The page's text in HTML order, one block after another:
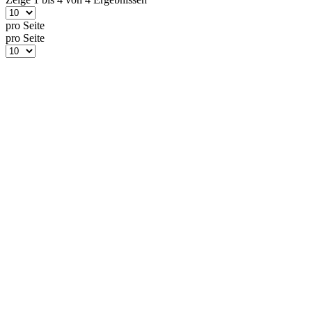
pro Seite
pro Seite